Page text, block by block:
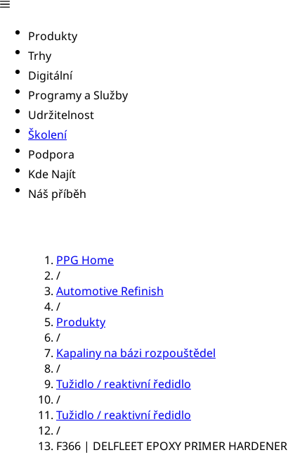
Produkty
Trhy
Digitální
Programy a Služby
Udržitelnost
Školení
Podpora
Kde Najít
Náš příběh
PPG Home
/
Automotive Refinish
/
Produkty
/
Kapaliny na bázi rozpouštědel
/
Tužidlo / reaktivní ředidlo
/
Tužidlo / reaktivní ředidlo
/
F366 | DELFLEET EPOXY PRIMER HARDENER